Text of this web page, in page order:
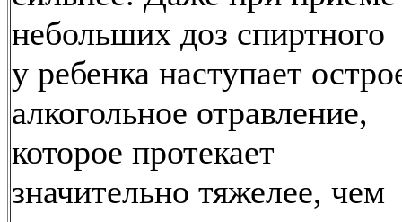
небольших доз спиртного
у ребенка наступает
алкогольное отравление,
которое протекает
значительно тяжелее, чем